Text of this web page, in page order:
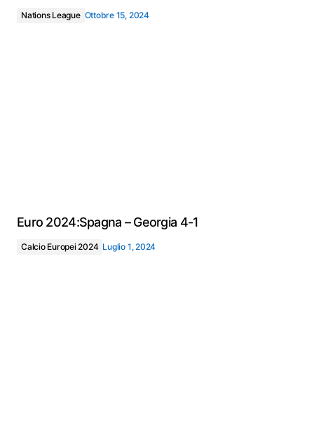
Nations League Ottobre 15, 2024
Euro 2024:Spagna – Georgia 4-1
Calcio Europei 2024 Luglio 1, 2024